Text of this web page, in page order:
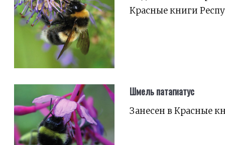
Красные книги
Шмель патагиатус
Занесен в Красные